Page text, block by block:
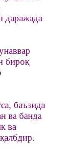
даражада
бироқ
баъзида
ва банда
ва